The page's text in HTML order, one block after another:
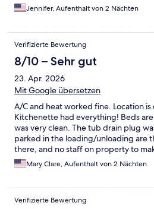
Jennifer, Aufenthalt von 2 Nächten
Verifizierte Bewertung
8/10 – Sehr gut
23. Apr. 2026
Mit Google übersetzen
A/C and heat worked fine. Location
Kitchenette had everything! Beds
was very clean. The tub drain plug
parked in the loading/unloading are
there, and no staff on property to
was very inconvenient.
Mary Clare, Aufenthalt von 2 Nächten
Verifizierte Bewertung